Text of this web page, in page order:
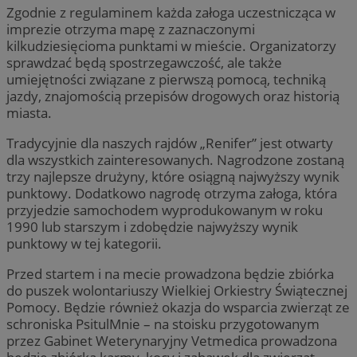
Zgodnie z regulaminem każda załoga uczestnicząca w
imprezie otrzyma mapę z zaznaczonymi
kilkudziesięcioma punktami w mieście. Organizatorzy
sprawdzać będą spostrzegawczość, ale także
umiejętności związane z pierwszą pomocą, techniką
jazdy, znajomością przepisów drogowych oraz historią
miasta.
Tradycyjnie dla naszych rajdów „Renifer” jest otwarty
dla wszystkich zainteresowanych. Nagrodzone zostaną
trzy najlepsze drużyny, które osiągną najwyższy wynik
punktowy. Dodatkowo nagrodę otrzyma załoga, która
przyjedzie samochodem wyprodukowanym w roku
1990 lub starszym i zdobędzie najwyższy wynik
punktowy w tej kategorii.
Przed startem i na mecie prowadzona będzie zbiórka
do puszek wolontariuszy Wielkiej Orkiestry Świątecznej
Pomocy. Będzie również okazja do wsparcia zwierząt ze
schroniska PsitulMnie – na stoisku przygotowanym
przez Gabinet Weterynaryjny Vetmedica prowadzona